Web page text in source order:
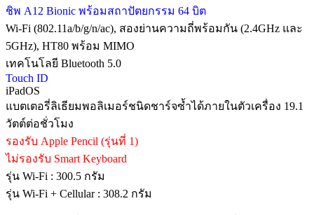
ชิพ A12 Bionic พร้อมสถาปัตยกรรม 64 บิต
Wi-Fi (802.11a/b/g/n/ac), สองย่านความถี่พร้อมกัน (2.4GHz และ
5GHz), HT80 พร้อม MIMO
เทคโนโลยี Bluetooth 5.0
Touch ID
iPadOS
แบตเตอรี่ลิเธียมพอลิเมอร์ชนิดชาร์จซ้ำได้ภายในตัวเครื่อง 19.1
วัตต์ต่อชั่วโมง
รองรับ Apple Pencil (รุ่นที่ 1)
ไม่รองรับ Smart Keyboard
รุ่น Wi-Fi : 300.5 กรัม
รุ่น Wi-Fi + Cellular : 308.2 กรัม